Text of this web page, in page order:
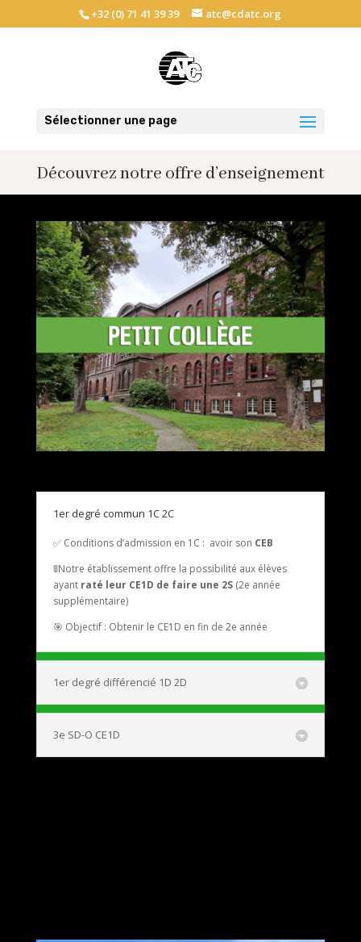
+32 (0) 71 41 39 39 atc@cdatc.org
Sélectionner une page
Découvrez notre offre d’enseignement
1er degré commun 1C 2C
✅ Conditions d’admission en 1C : avoir son CEB
🚦Notre établissement offre la possibilité aux élèves
ayant raté leur CE1D de faire une 2S(2e année
supplémentaire)
🎯 Objectif : Obtenir le CE1D en fin de 2e année
1er degré différencié 1D 2D
3e SD-O CE1D